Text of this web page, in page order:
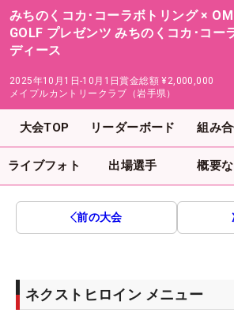
みちのくコカ･コーラボトリング ×
GOLF プレゼンツ みちのくコカ･コー
ディース
2025年10月1日-10月1日賞金総額 ¥2,000,000
メイプルカントリークラブ（岩手県）
大会TOP リーダーボード 組み
ライブフォト 出場選手 概要
前の大会
ネクストヒロイン メニュー